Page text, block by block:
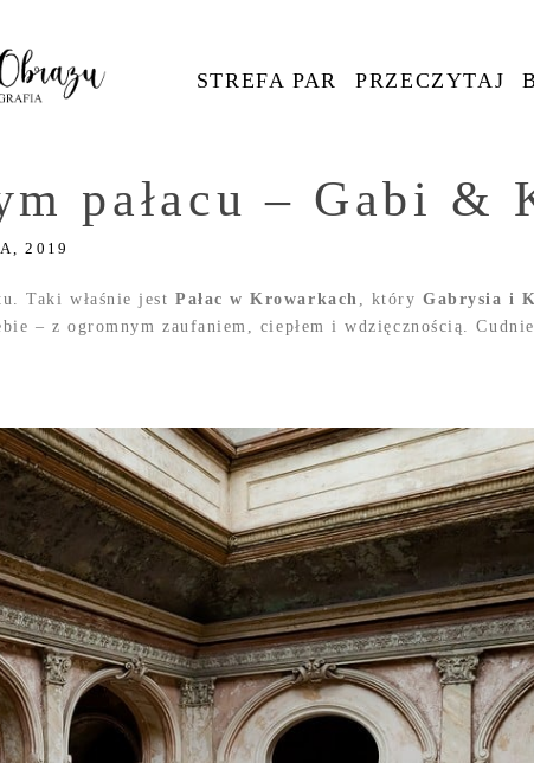
STREFA PAR PRZECZYTAJ
pałacu – Gabi &
2019
Taki właśnie jest Pałac w Krowarkach , któryGabrysia i
– z ogromnym zaufaniem, ciepłem i wdzięcznością.